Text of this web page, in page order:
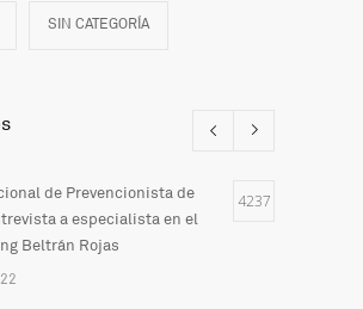
SIN CATEGORÍA
de Prevencionista de
a especialista en el
Beltrán Rojas
4237